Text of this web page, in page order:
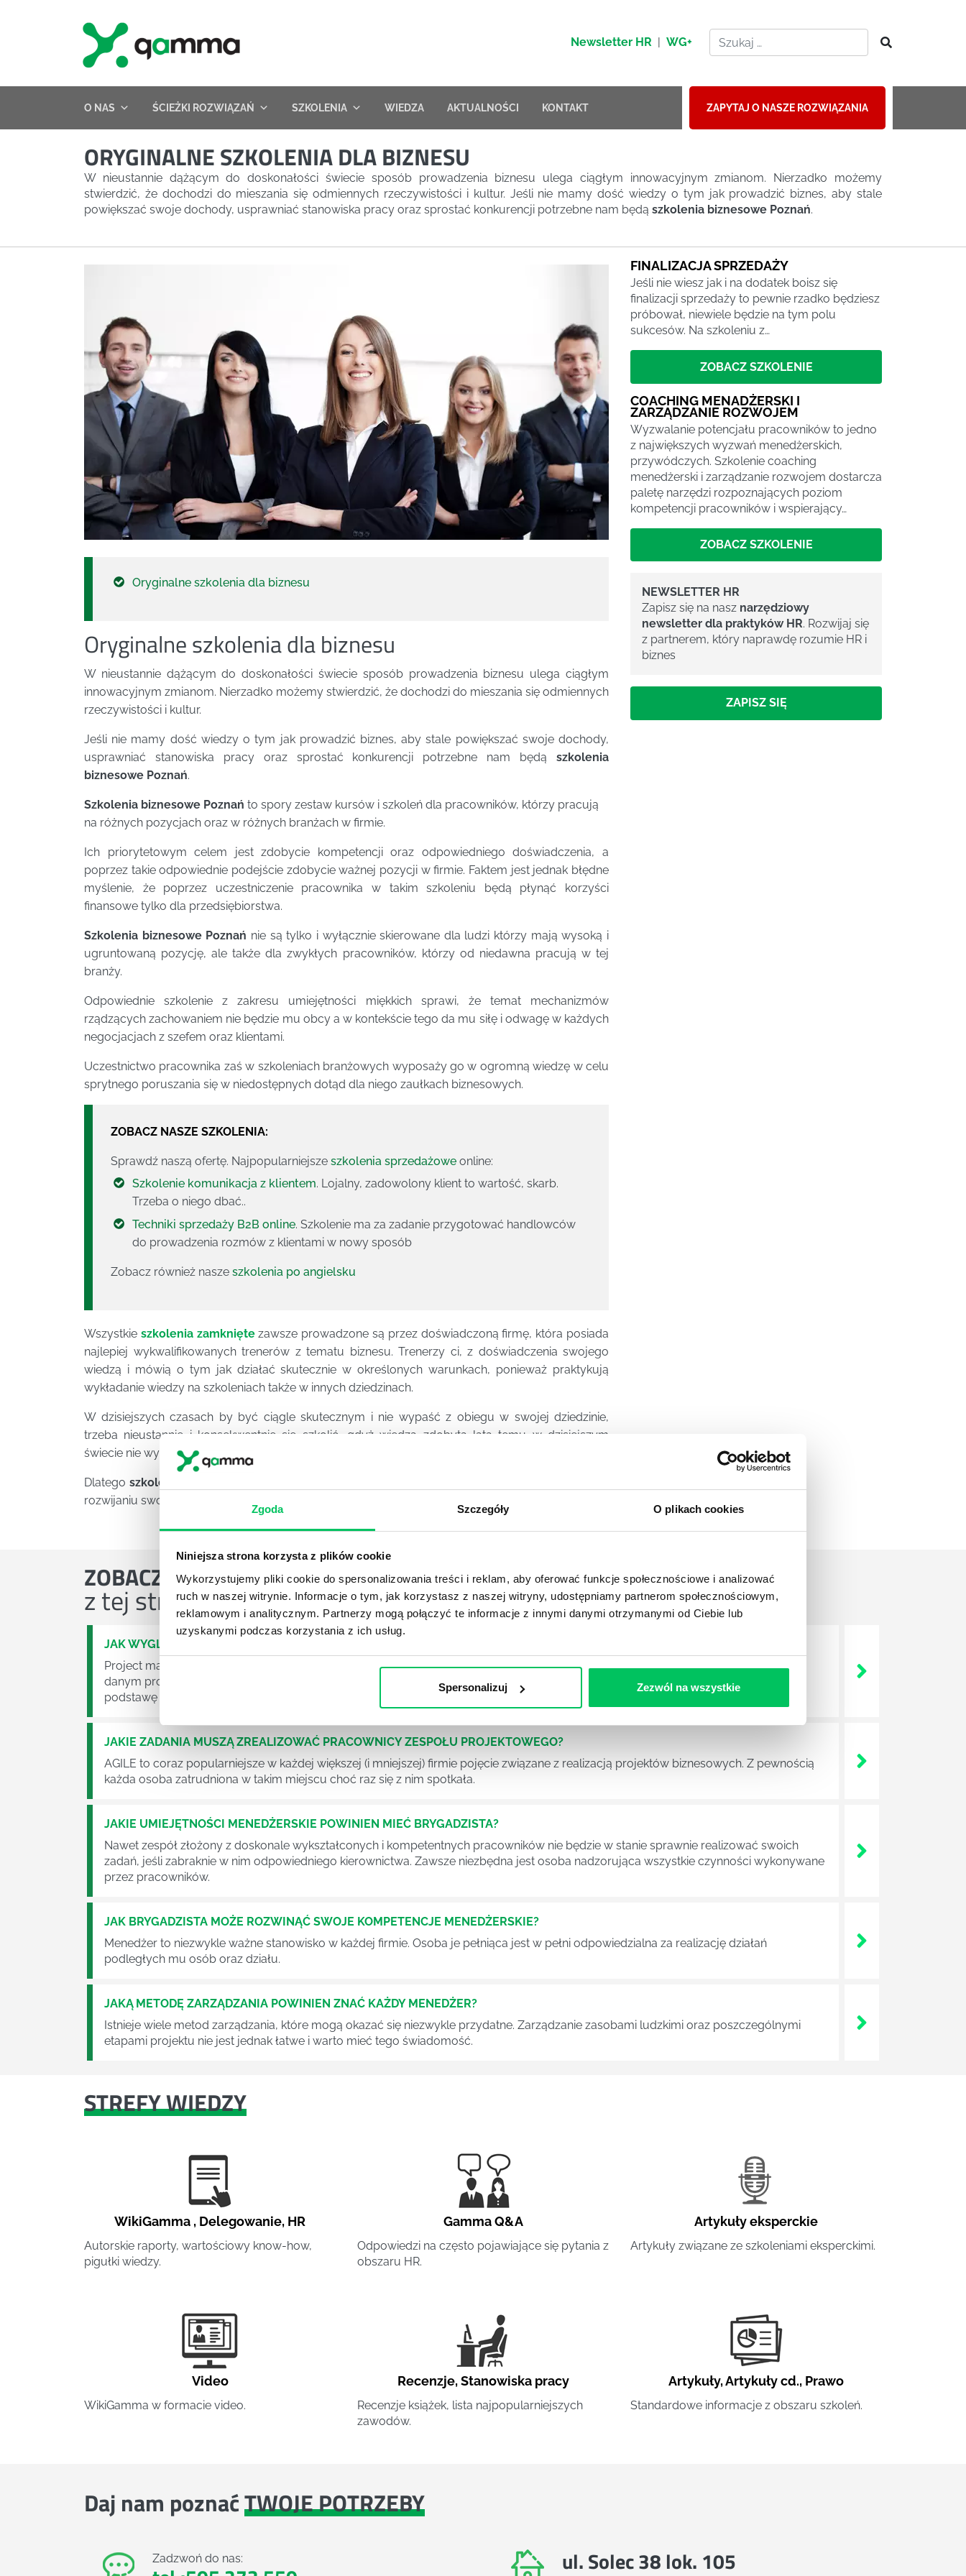
Zgoda Szczegóły O plikach cookies
Niniejsza strona korzysta z plików cookie
Wykorzystujemy pliki cookie do spersonalizowania treści i reklam, aby oferować funkcje społecznościowe i analizować
ruch w naszej witrynie. Informacje o tym, jak korzystasz z naszej witryny, udostępniamy partnerom społecznościowym,
reklamowym i analitycznym. Partnerzy mogą połączyć te informacje z innymi danymi otrzymanymi od Ciebie lub
uzyskanymi podczas korzystania z ich usług.
Spersonalizuj Zezwól na wszystkie
Newsletter HR | WG+
O NAS ŚCIEŻKI ROZWIĄZAŃ SZKOLENIA WIEDZA AKTUALNOŚCI KONTAKT ZAPYTAJ O NASZE ROZWIĄZANIA
ORYGINALNE SZKOLENIA DLA BIZNESU
W nieustannie dążącym do doskonałości świecie sposób prowadzenia biznesu ulega ciągłym innowacyjnym zmianom. Nierzadko możemy
stwierdzić, że dochodzi do mieszania się odmiennych rzeczywistości i kultur. Jeśli nie mamy dość wiedzy o tym jak prowadzić biznes, aby stale
powiększać swoje dochody, usprawniać stanowiska pracy oraz sprostać konkurencji potrzebne nam będą szkolenia biznesowe Poznań.
Oryginalne szkolenia dla biznesu
Oryginalne szkolenia dla biznesu
W nieustannie dążącym do doskonałości świecie sposób prowadzenia biznesu ulega ciągłym
innowacyjnym zmianom. Nierzadko możemy stwierdzić, że dochodzi do mieszania się odmiennych
rzeczywistości i kultur.
Jeśli nie mamy dość wiedzy o tym jak prowadzić biznes, aby stale powiększać swoje dochody,
usprawniać stanowiska pracy oraz sprostać konkurencji potrzebne nam będą szkolenia
biznesowe Poznań.
Szkolenia biznesowe Poznań to spory zestaw kursów i szkoleń dla pracowników, którzy pracują
na różnych pozycjach oraz w różnych branżach w firmie.
Ich priorytetowym celem jest zdobycie kompetencji oraz odpowiedniego doświadczenia, a
poprzez takie odpowiednie podejście zdobycie ważnej pozycji w firmie. Faktem jest jednak błędne
myślenie, że poprzez uczestniczenie pracownika w takim szkoleniu będą płynąć korzyści
finansowe tylko dla przedsiębiorstwa.
Szkolenia biznesowe Poznań nie są tylko i wyłącznie skierowane dla ludzi którzy mają wysoką i
ugruntowaną pozycję, ale także dla zwykłych pracowników, którzy od niedawna pracują w tej
branży.
Odpowiednie szkolenie z zakresu umiejętności miękkich sprawi, że temat mechanizmów
rządzących zachowaniem nie będzie mu obcy a w kontekście tego da mu siłę i odwagę w każdych
negocjacjach z szefem oraz klientami.
Uczestnictwo pracownika zaś w szkoleniach branżowych wyposaży go w ogromną wiedzę w celu
sprytnego poruszania się w niedostępnych dotąd dla niego zaułkach biznesowych.
ZOBACZ NASZE SZKOLENIA:
Sprawdź naszą ofertę. Najpopularniejsze szkolenia sprzedażowe online:
Szkolenie komunikacja z klientem. Lojalny, zadowolony klient to wartość, skarb.
Trzeba o niego dbać..
Techniki sprzedaży B2B online. Szkolenie ma za zadanie przygotować handlowców
do prowadzenia rozmów z klientami w nowy sposób
Zobacz również nasze szkolenia po angielsku
Wszystkie szkolenia zamkniętezawsze prowadzone są przez doświadczoną firmę, która posiada
najlepiej wykwalifikowanych trenerów z tematu biznesu. Trenerzy ci, z doświadczenia swojego
wiedzą i mówią o tym jak działać skutecznie w określonych warunkach, ponieważ praktykują
wykładanie wiedzy na szkoleniach także w innych dziedzinach.
W dzisiejszych czasach by być ciągle skutecznym i nie wypaść z obiegu w swojej dziedzinie,
trzeba nieustannie i konsekwentnie się szkolić, gdyż wiedza zdobyta lata temu w dzisiejszym
świecie nie wystarczy, by być ciągle na topie.
Dlategoszkolenia biznesowe
rozwijaniu swojego interesu.
FINALIZACJA SPRZEDAŻY
Jeśli nie wiesz jak i na dodatek boisz się
finalizacji sprzedaży to pewnie rzadko będziesz
próbował, niewiele będzie na tym polu
sukcesów. Na szkoleniu z…
ZOBACZ SZKOLENIE
COACHING MENADŻERSKI I
ZARZĄDZANIE ROZWOJEM
Wyzwalanie potencjału pracowników to jedno
z największych wyzwań menedżerskich,
przywódczych. Szkolenie coaching
menedżerski i zarządzanie rozwojem dostarcza
paletę narzędzi rozpoznających poziom
kompetencji pracowników i wspierający…
ZOBACZ SZKOLENIE
NEWSLETTER HR
Zapisz się na nasz narzędziowy
newsletter dla praktyków HR. Rozwijaj się
z partnerem, który naprawdę rozumie HR i
biznes
ZAPISZ SIĘ
ZOBACZ OSTATNIE ARTYKUŁY
z tej strefy wiedzy
JAK WYGLĄDA PRACA ZESPOŁÓW PROJEKTOWYCH W ZWINNEJ METODYCE?
Project management (czyli zarządzanie projektami) to szereg czynności mających na celu zrealizowanie wszystkich związanych z
danym projektem założeń. Zajmują się nim osoby wchodzące w skład specjalnych zespołów projektowych, a ich praca stanowi
podstawę działalności wielu przedsiębiorstw.
JAKIE ZADANIA MUSZĄ ZREALIZOWAĆ PRACOWNICY ZESPOŁU PROJEKTOWEGO?
AGILE to coraz popularniejsze w każdej większej (i mniejszej) firmie pojęcie związane z realizacją projektów biznesowych. Z pewnością
każda osoba zatrudniona w takim miejscu choć raz się z nim spotkała.
JAKIE UMIEJĘTNOŚCI MENEDŻERSKIE POWINIEN MIEĆ BRYGADZISTA?
Nawet zespół złożony z doskonale wykształconych i kompetentnych pracowników nie będzie w stanie sprawnie realizować swoich
zadań, jeśli zabraknie w nim odpowiedniego kierownictwa. Zawsze niezbędna jest osoba nadzorująca wszystkie czynności wykonywane
przez pracowników.
JAK BRYGADZISTA MOŻE ROZWINĄĆ SWOJE KOMPETENCJE MENEDŻERSKIE?
Menedżer to niezwykle ważne stanowisko w każdej firmie. Osoba je pełniąca jest w pełni odpowiedzialna za realizację działań
podległych mu osób oraz działu.
JAKĄ METODĘ ZARZĄDZANIA POWINIEN ZNAĆ KAŻDY MENEDŻER?
Istnieje wiele metod zarządzania, które mogą okazać się niezwykle przydatne. Zarządzanie zasobami ludzkimi oraz poszczególnymi
etapami projektu nie jest jednak łatwe i warto mieć tego świadomość.
STREFY WIEDZY
WikiGamma , Delegowanie, HR
Autorskie raporty, wartościowy know-how,
pigułki wiedzy.
Gamma Q&A
Odpowiedzi na często pojawiające się pytania z
obszaru HR.
Artykuły eksperckie
Artykuły związane ze szkoleniami eksperckimi.
Video
WikiGamma w formacie video.
Recenzje,Stanowiska pracy
Recenzje książek, lista najpopularniejszych
zawodów.
Artykuły,Artykuły cd., Prawo
Standardowe informacje z obszaru szkoleń.
Daj nam poznaćTWOJE POTRZEBY
Zadzwoń do nas: ul. Solec 38 lok. 105